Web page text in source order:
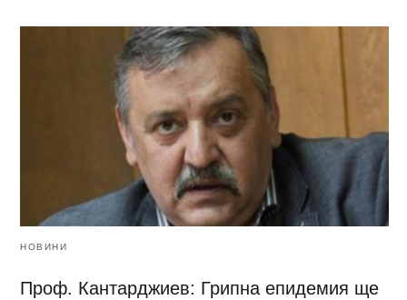
НОВИНИ
Проф. Кантарджиев: Грипна епидемия ще